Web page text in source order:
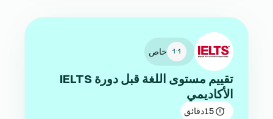
خاص
تقييم مستوى اللغة قبل دورة IELTS
الأكاديمي
15دقائق